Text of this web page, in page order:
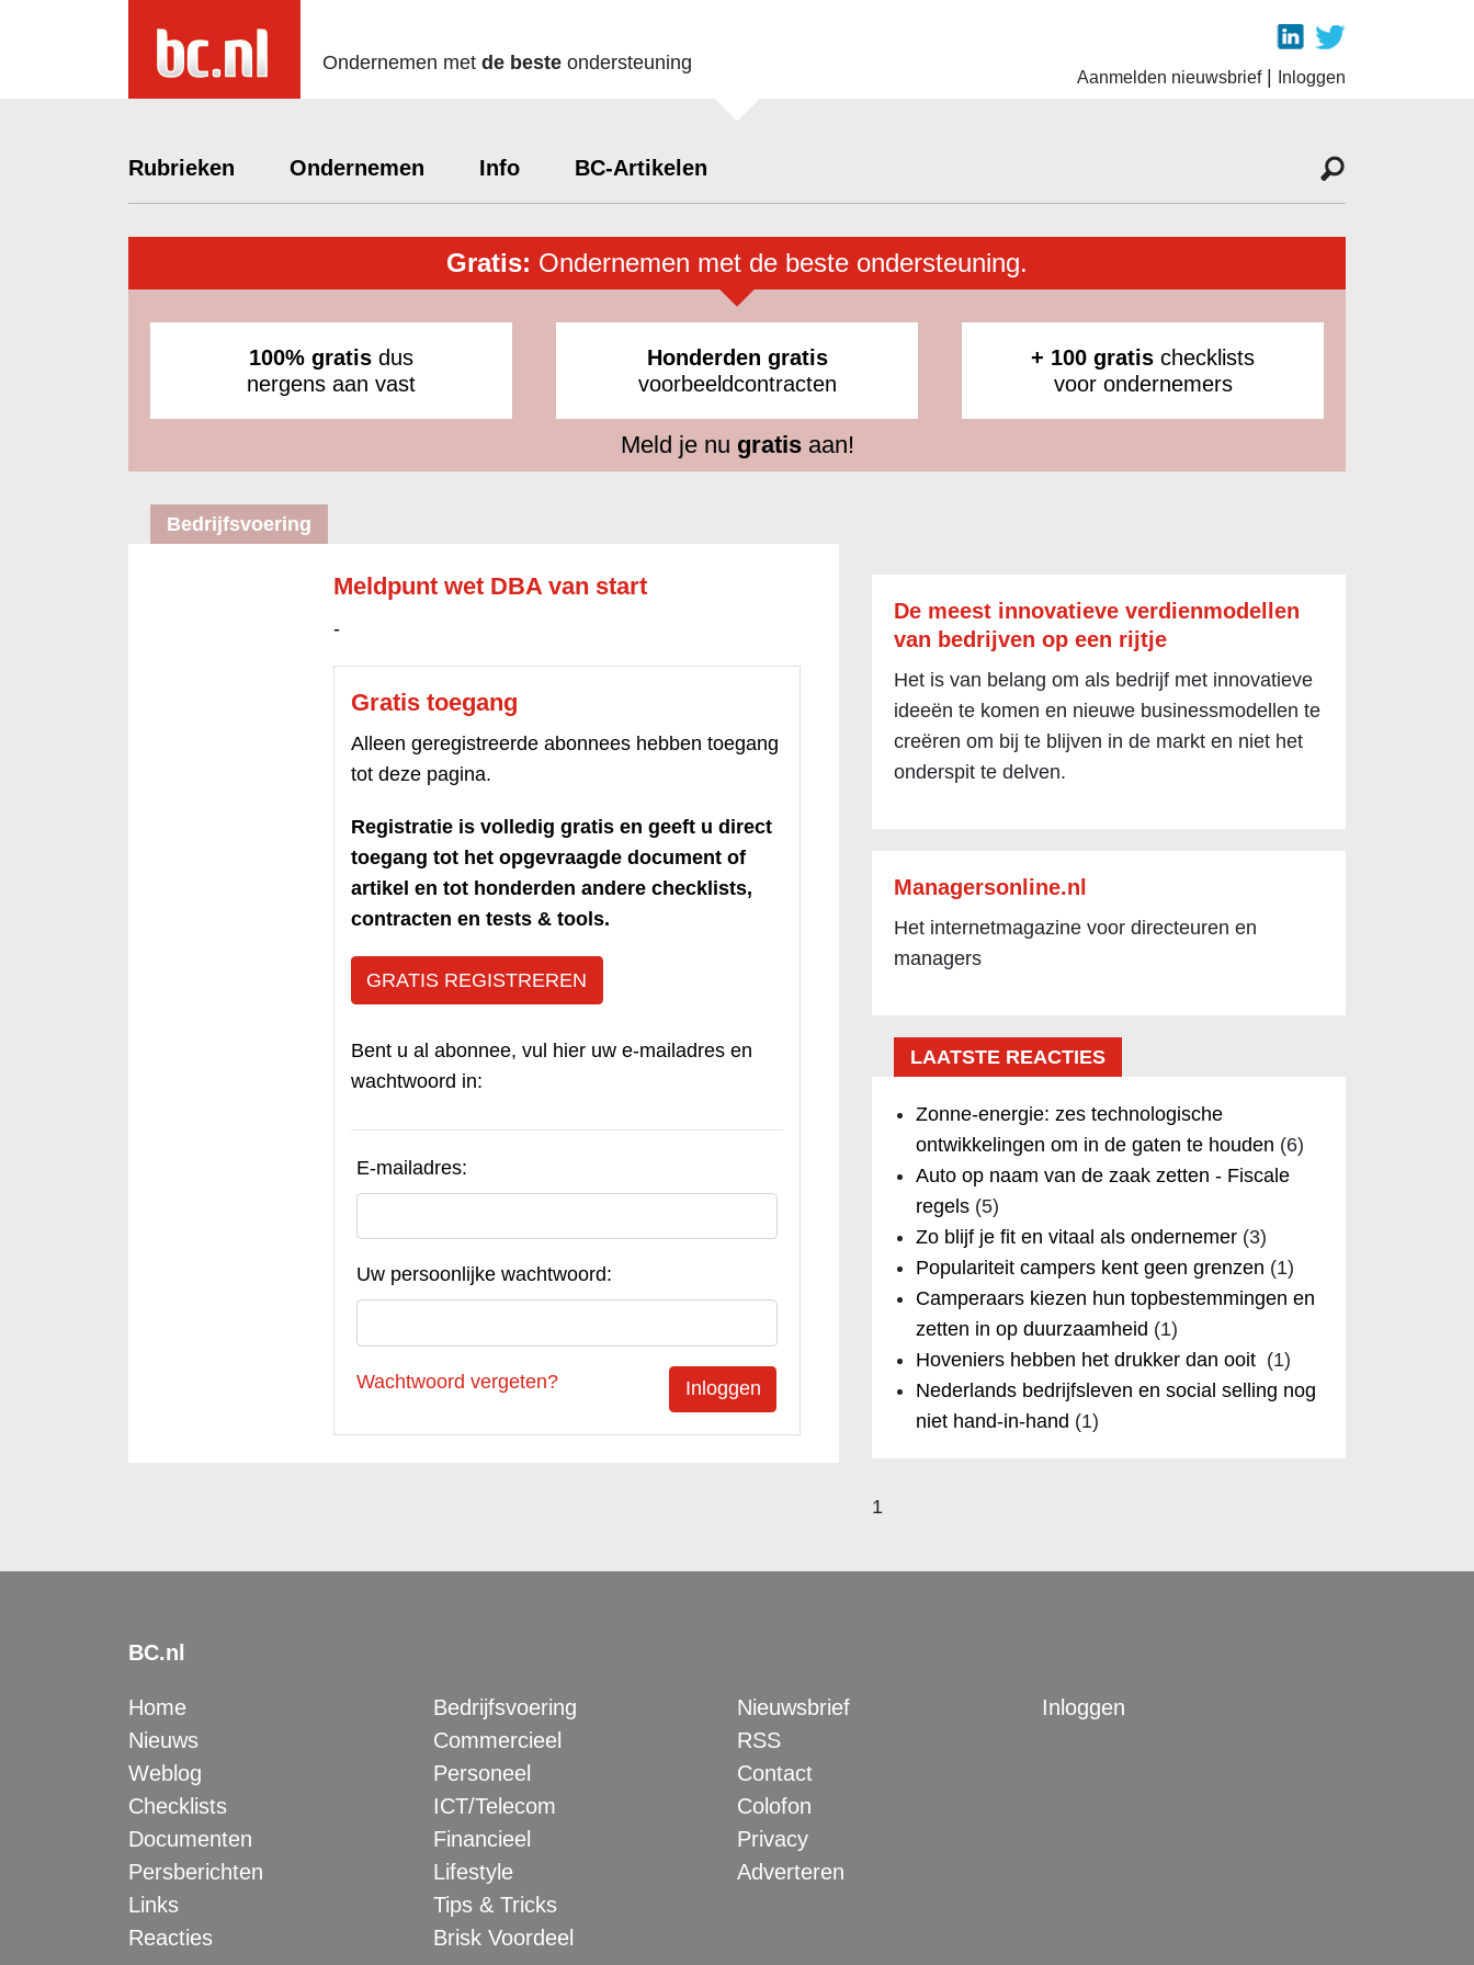
Ondernemen met de beste ondersteuning
Aanmelden nieuwsbrief| Inloggen
Rubrieken Ondernemen Info BC-Artikelen
Gratis: Ondernemen met de beste ondersteuning.
100% gratis dus
nergens aan vast
Honderden gratis
voorbeeldcontracten
+ 100 gratis checklists
voor ondernemers
Meld je nu gratisaan!
Bedrijfsvoering
Meldpunt wet DBA van start
-
Gratis toegang
Alleen geregistreerde abonnees hebben toegang
tot deze pagina.
Registratie is volledig gratis en geeft u direct
toegang tot het opgevraagde document of
artikel en tot honderden andere checklists,
contracten en tests & tools.
GRATIS REGISTREREN
Bent u al abonnee, vul hier uw e-mailadres en
wachtwoord in:
E-mailadres:
Uw persoonlijke wachtwoord:
Wachtwoord vergeten?
De meest innovatieve verdienmodellen
van bedrijven op een rijtje
Het is van belang om als bedrijf met innovatieve
ideeën te komen en nieuwe businessmodellen te
creëren om bij te blijven in de markt en niet het
onderspit te delven.
Managersonline.nl
Het internetmagazine voor directeuren en
managers
LAATSTE REACTIES
Zonne-energie: zes technologische
ontwikkelingen om in de gaten te houden (6)
Auto op naam van de zaak zetten - Fiscale
regels(5)
Zo blijf je fit en vitaal als ondernemer(3)
Populariteit campers kent geen grenzen (1)
Camperaars kiezen hun topbestemmingen en
zetten in op duurzaamheid (1)
Hoveniers hebben het drukker dan ooit (1)
Nederlands bedrijfsleven en social selling nog
niet hand-in-hand (1)
1
BC.nl
Home
Nieuws
Weblog
Checklists
Documenten
Persberichten
Links
Reacties
Bedrijfsvoering
Commercieel
Personeel
ICT/Telecom
Financieel
Lifestyle
Tips & Tricks
Brisk Voordeel
Nieuwsbrief
RSS
Contact
Colofon
Privacy
Adverteren
Inloggen